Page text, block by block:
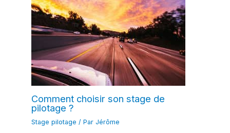
Comment choisir son stage de
pilotage ?
Stage pilotage / ParJérôme